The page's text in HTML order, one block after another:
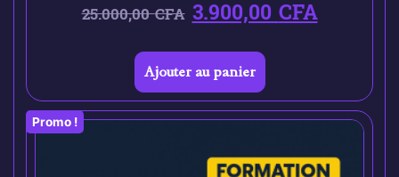
25.000,00CFA 3.900,00CFA
Ajouter au panier
Promo !